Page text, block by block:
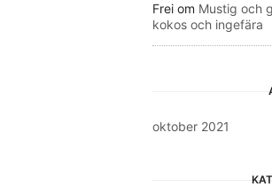
Frei om Mustig och
kokos och ingefära
oktober 2021